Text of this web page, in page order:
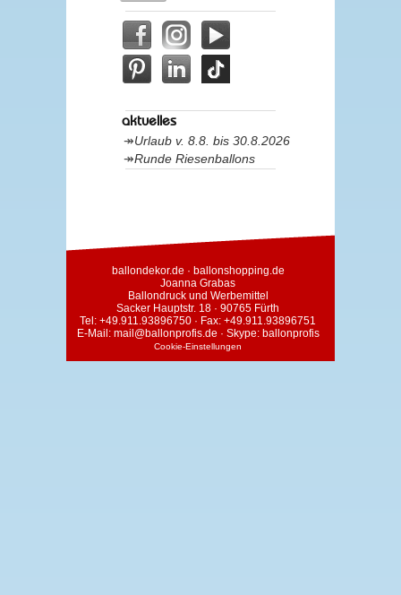
aktuelles
Urlaub v. 8.8. bis 30.8.2026
Runde Riesenballons
ballondekor.de · ballonshopping.de
Joanna Grabas
Ballondruck und Werbemittel
Sacker Hauptstr. 18 · 90765 Fürth
Tel: +49.911.93896750 · Fax: +49.911.93896751
E-Mail: mail@ballonprofis.de · Skype: ballonprofis
Cookie-Einstellungen